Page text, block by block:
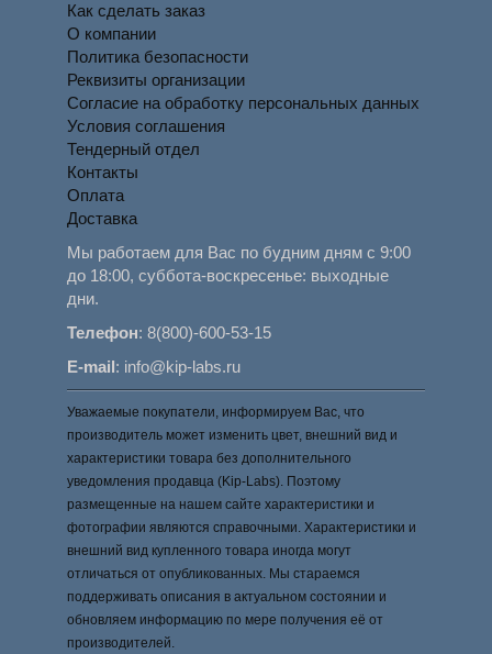
Как сделать заказ
О компании
Политика безопасности
Реквизиты организации
Согласие на обработку персональных данных
Условия соглашения
Тендерный отдел
Контакты
Оплата
Доставка
Мы работаем для Вас по будним дням с 9:00
до 18:00, суббота-воскресенье: выходные
дни.
Телефон:8(800)-600-53-15
E-mail: info@kip-labs.ru
Уважаемые покупатели, информируем Вас, что
производитель может изменить цвет, внешний вид и
характеристики товара без дополнительного
уведомления продавца (Kip-Labs). Поэтому
размещенные на нашем сайте характеристики и
фотографии являются справочными. Характеристики и
внешний вид купленного товара иногда могут
отличаться от опубликованных. Мы стараемся
поддерживать описания в актуальном состоянии и
обновляем информацию по мере получения её от
производителей.